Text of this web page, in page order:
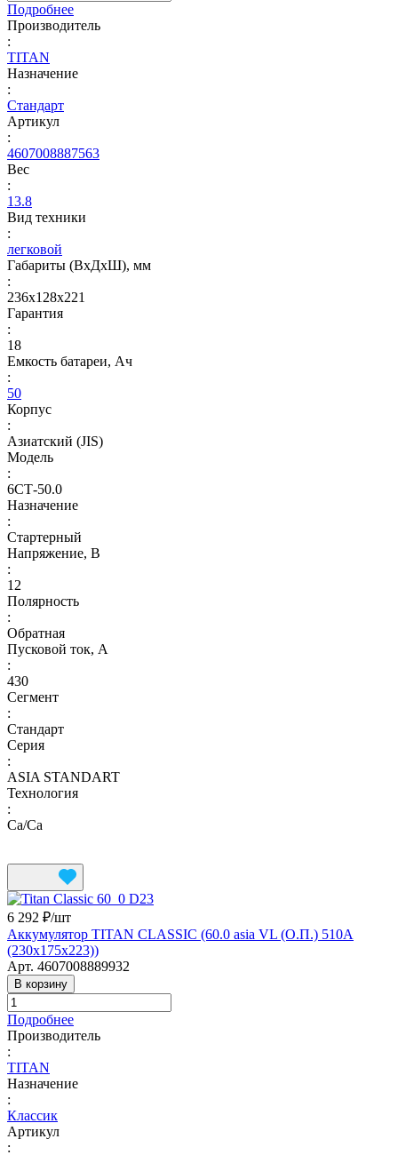
Подробнее
Производитель
:
TITAN
Назначение
:
Стандарт
Артикул
:
4607008887563
Вес
:
13.8
Вид техники
:
легковой
Габариты (ВхДхШ), мм
:
236х128х221
Гарантия
:
18
Емкость батареи, Ач
:
50
Корпус
:
Азиатский (JIS)
Модель
:
6СТ-50.0
Назначение
:
Стартерный
Напряжение, В
:
12
Полярность
:
Обратная
Пусковой ток, А
:
430
Сегмент
:
Стандарт
Серия
:
ASIA STANDART
Технология
:
Ca/Ca
6 292 ₽/шт
Аккумулятор TITAN CLASSIC (60.0 asia VL (О.П.) 510А
(230х175х223))
Арт. 4607008889932
В корзину
Подробнее
Производитель
:
TITAN
Назначение
:
Классик
Артикул
: